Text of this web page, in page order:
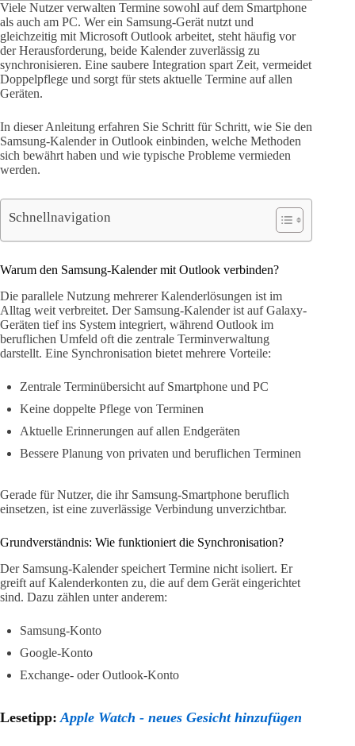
Viele Nutzer verwalten Termine sowohl auf dem Smartphone
als auch am PC. Wer ein Samsung-Gerät nutzt und
gleichzeitig mit Microsoft Outlook arbeitet, steht häufig vor
der Herausforderung, beide Kalender zuverlässig zu
synchronisieren. Eine saubere Integration spart Zeit, vermeidet
Doppelpflege und sorgt für stets aktuelle Termine auf allen
Geräten.
In dieser Anleitung erfahren Sie Schritt für Schritt, wie Sie den
Samsung-Kalender in Outlook einbinden, welche Methoden
sich bewährt haben und wie typische Probleme vermieden
werden.
Schnellnavigation
Warum den Samsung-Kalender mit Outlook verbinden?
Die parallele Nutzung mehrerer Kalenderlösungen ist im
Alltag weit verbreitet. Der Samsung-Kalender ist auf Galaxy-
Geräten tief ins System integriert, während Outlook im
beruflichen Umfeld oft die zentrale Terminverwaltung
darstellt. Eine Synchronisation bietet mehrere Vorteile:
Zentrale Terminübersicht auf Smartphone und PC
Keine doppelte Pflege von Terminen
Aktuelle Erinnerungen auf allen Endgeräten
Bessere Planung von privaten und beruflichen Terminen
Gerade für Nutzer, die ihr Samsung-Smartphone beruflich
einsetzen, ist eine zuverlässige Verbindung unverzichtbar.
Grundverständnis: Wie funktioniert die Synchronisation?
Der Samsung-Kalender speichert Termine nicht isoliert. Er
greift auf Kalenderkonten zu, die auf dem Gerät eingerichtet
sind. Dazu zählen unter anderem:
Samsung-Konto
Google-Konto
Exchange- oder Outlook-Konto
Lesetipp: Apple Watch - neues Gesicht hinzufügen